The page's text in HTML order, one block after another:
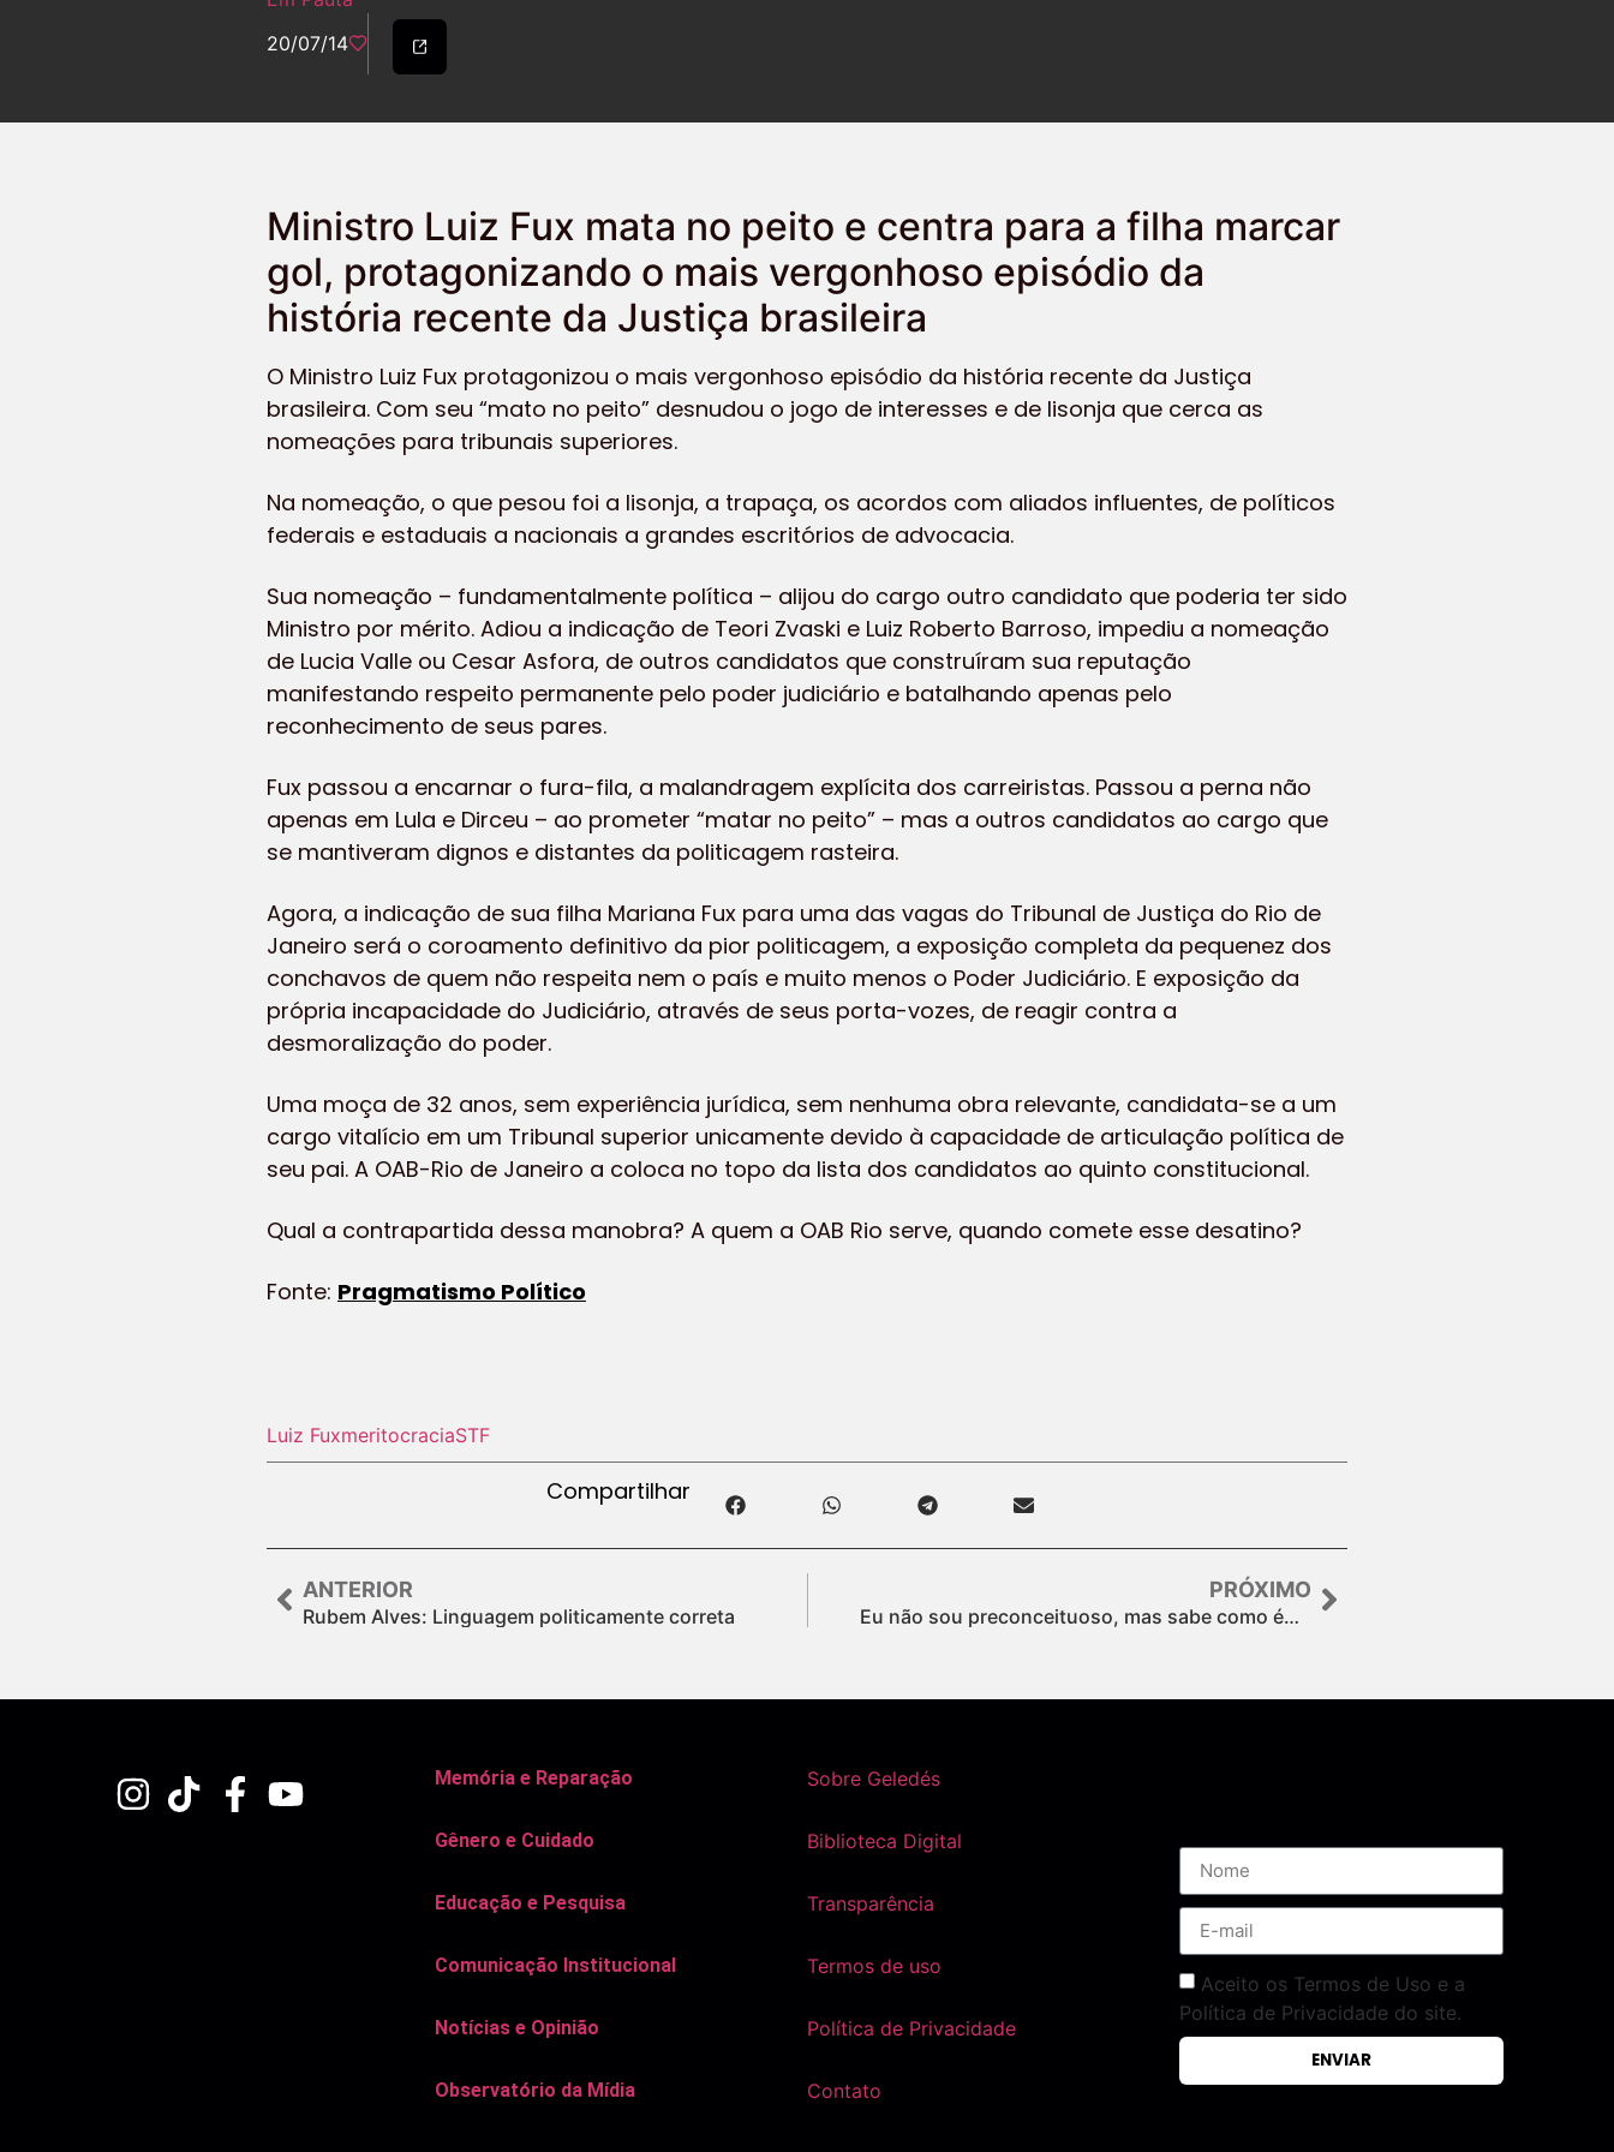
20/07/14
Ministro Luiz Fux mata no peito e centra para a filha marcar
gol, protagonizando o mais vergonhoso episódio da
história recente da Justiça brasileira
O Ministro Luiz Fux protagonizou o mais vergonhoso episódio da história recente da Justiça
brasileira. Com seu “mato no peito” desnudou o jogo de interesses e de lisonja que cerca as
nomeações para tribunais superiores.
Na nomeação, o que pesou foi a lisonja, a trapaça, os acordos com aliados influentes, de políticos
federais e estaduais a nacionais a grandes escritórios de advocacia.
Sua nomeação – fundamentalmente política – alijou do cargo outro candidato que poderia ter sido
Ministro por mérito. Adiou a indicação de Teori Zvaski e Luiz Roberto Barroso, impediu a nomeação
de Lucia Valle ou Cesar Asfora, de outros candidatos que construíram sua reputação
manifestando respeito permanente pelo poder judiciário e batalhando apenas pelo
reconhecimento de seus pares.
Fux passou a encarnar o fura-fila, a malandragem explícita dos carreiristas. Passou a perna não
apenas em Lula e Dirceu – ao prometer “matar no peito” – mas a outros candidatos ao cargo que
se mantiveram dignos e distantes da politicagem rasteira.
Agora, a indicação de sua filha Mariana Fux para uma das vagas do Tribunal de Justiça do Rio de
Janeiro será o coroamento definitivo da pior politicagem, a exposição completa da pequenez dos
conchavos de quem não respeita nem o país e muito menos o Poder Judiciário. E exposição da
própria incapacidade do Judiciário, através de seus porta-vozes, de reagir contra a
desmoralização do poder.
Uma moça de 32 anos, sem experiência jurídica, sem nenhuma obra relevante, candidata-se a um
cargo vitalício em um Tribunal superior unicamente devido à capacidade de articulação política de
seu pai. A OAB-Rio de Janeiro a coloca no topo da lista dos candidatos ao quinto constitucional.
Qual a contrapartida dessa manobra? A quem a OAB Rio serve, quando comete esse desatino?
Fonte: Pragmatismo Político
Luiz FuxmeritocraciaSTF
Compartilhar
ANTERIOR
Rubem Alves: Linguagem politicamente correta
PRÓXIMO
Eu não sou preconceituoso, mas sabe como é…
Memória e Reparação
Gênero e Cuidado
Educação e Pesquisa
Comunicação Institucional
Notícias e Opinião
Observatório da Mídia
Sobre Geledés
Biblioteca Digital
Transparência
Termos de uso
Política de Privacidade
Contato
Aceito os Termos de Uso e a
Política de Privacidade do site.
ENVIAR